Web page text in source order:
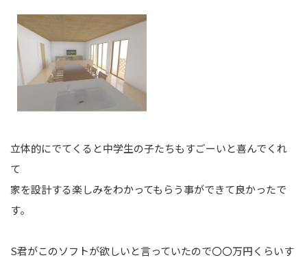
立体的にでてくると中学生の子たちもすごーいと喜んでくれ
て
家を設計する楽しみをわかってもらう事ができて良かったで
す。
S君がこのソフトが欲しいと言っていたので〇〇万円くらいす